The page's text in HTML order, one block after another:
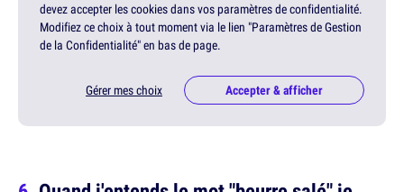
devez accepter les cookies dans vos paramètres de confidentialité.
Modifiez ce choix à tout moment via le lien "Paramètres de Gestion
de la Confidentialité" en bas de page.
Gérer mes choix Accepter & afficher